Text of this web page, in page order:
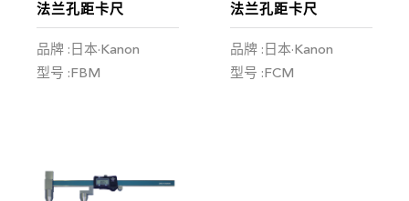
法兰孔距卡尺
品牌 :日本·Kanon
型号 :FBM
法兰孔距卡尺
品牌 :日本·Kanon
型号 :FCM